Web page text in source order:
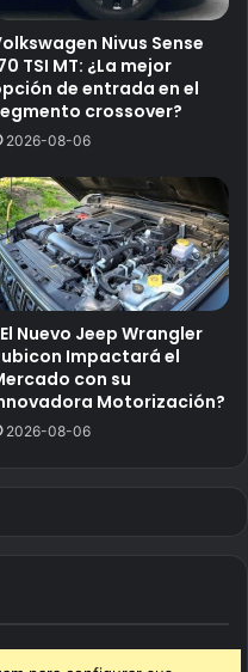
Nivus Sense
TSI MT: ¿La mejor
de entrada en el
crossover?
2026-08-06
Nuevo Jeep Wrangler
Impactará el
con su
Motorización?
2026-08-06